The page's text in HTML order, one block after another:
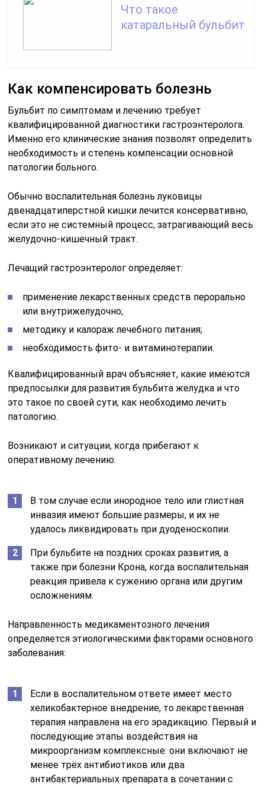
Что такое
катаральный бульбит
Как компенсировать болезнь
Бульбит по симптомам и лечению требует
квалифицированной диагностики гастроэнтеролога.
Именно его клинические знания позволят определить
необходимость и степень компенсации основной
патологии больного.
Обычно воспалительная болезнь луковицы
двенадцатиперстной кишки лечится консервативно,
если это не системный процесс, затрагивающий весь
желудочно-кишечный тракт.
Лечащий гастроэнтеролог определяет:
применение лекарственных средств перорально
или внутрижелудочно;
методику и калораж лечебного питания;
необходимость фито- и витаминотерапии.
Квалифицированный врач объясняет, какие имеются
предпосылки для развития бульбита желудка и что
это такое по своей сути, как необходимо лечить
патологию.
Возникают и ситуации, когда прибегают к
оперативному лечению:
В том случае если инородное тело или глистная
инвазия имеют большие размеры, и их не
удалось ликвидировать при дуоденоскопии.
При бульбите на поздних сроках развития, а
также при болезни Крона, когда воспалительная
реакция привела к сужению органа или другим
осложнениям.
Направленность медикаментозного лечения
определяется этиологическими факторами основного
заболевания:
Если в воспалительном ответе имеет место
хеликобактерное внедрение, то лекарственная
терапия направлена на его эрадикацию. Первый и
последующие этапы воздействия на
микроорганизм комплексные: они включают не
менее трёх антибиотиков или два
антибактериальных препарата в сочетании с